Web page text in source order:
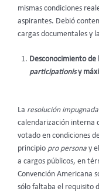
mismas condiciones
aspirantes. Debió
cargas documentales y
Desconocimiento de
participationisy
La resolución impugnada
calendarización interna
votado en condiciones
principio pro persona y
a cargos públicos, en
Convención Americana
sólo faltaba el requisito